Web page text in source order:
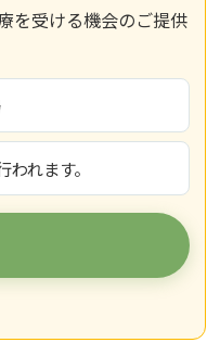
を受ける機会のご提供
れます。